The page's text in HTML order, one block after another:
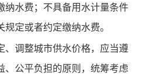
纳水费；不具备用水计量条件
定或者约定缴纳水费。
调整城市供水价格，应当遵
、公平负担的原则，统筹考虑